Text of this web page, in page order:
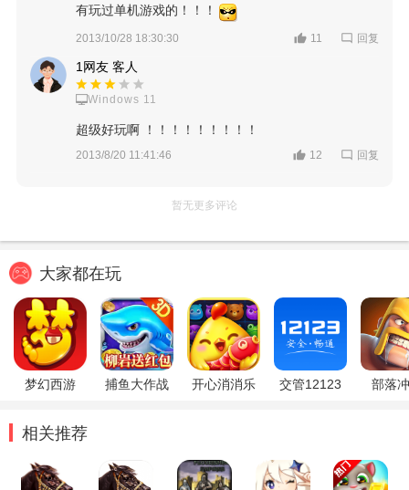
有玩过单机游戏的！！！
2013/10/28 18:30:30 11 回复
1网友 客人
Windows 11
超级好玩啊 ！！！！！！！！！
2013/8/20 11:41:46 12 回复
暂无更多评论
大家都在玩
梦幻西游 捕鱼大作战 开心消消乐 交管12123 部落
相关推荐